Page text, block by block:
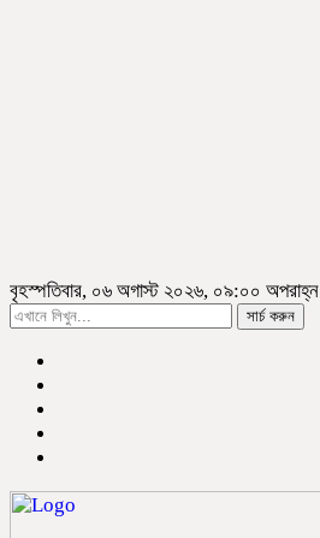
বৃহস্পতিবার, ০৬ অগাস্ট ২০২৬, ০৯:০০ অপরাহ্ন
সার্চ করুন